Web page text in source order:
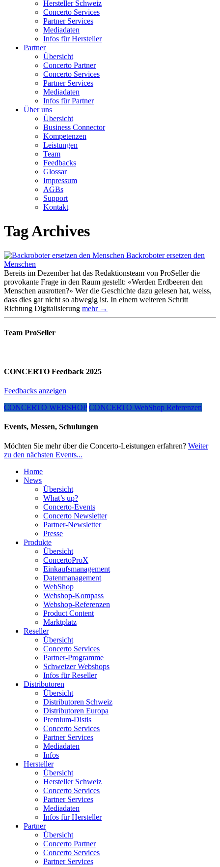
Hersteller Schweiz
Concerto Services
Partner Services
Mediadaten
Infos für Hersteller
Partner
Übersicht
Concerto Partner
Concerto Services
Partner Services
Mediadaten
Infos für Partner
Über uns
Übersicht
Business Connector
Kompetenzen
Leistungen
Team
Feedbacks
Glossar
Impressum
AGBs
Support
Kontakt
Tag Archives
Backroboter ersetzen den
Menschen
Bereits im Dezember hat das Redaktionsteam von ProSeller die
provokante Frage in den Raum gestellt: «Werden Erdbeeren den
Menschen ausrotten?» Wer die Geschichte dazu gelesen hat, weiss,
dass dies gar nicht so abwegig ist. In einem weiteren Schritt
Richtung Digitalisierung mehr →
Team ProSeller
CONCERTO Feedback 2025
Feedbacks anzeigen
CONCERTO WEBSHOP CONCERTO WebShop Referenzen
Events, Messen, Schulungen
Möchten Sie mehr über die Concerto-Leistungen erfahren? Weiter
zu den nächsten Events...
Home
News
Übersicht
What’s up?
Concerto-Events
Concerto Newsletter
Partner-Newsletter
Presse
Produkte
Übersicht
ConcertoProX
Einkaufsmanagement
Datenmanagement
WebShop
Webshop-Kompass
Webshop-Referenzen
Product Content
Marktplatz
Reseller
Übersicht
Concerto Services
Partner-Programme
Schweizer Webshops
Infos für Reseller
Distributoren
Übersicht
Distributoren Schweiz
Distributoren Europa
Premium-Distis
Concerto Services
Partner Services
Mediadaten
Infos
Hersteller
Übersicht
Hersteller Schweiz
Concerto Services
Partner Services
Mediadaten
Infos für Hersteller
Partner
Übersicht
Concerto Partner
Concerto Services
Partner Services